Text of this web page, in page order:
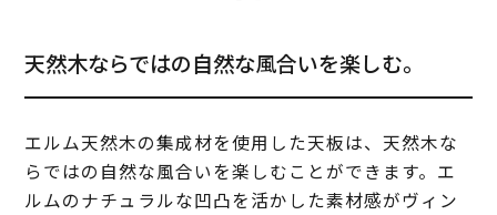
天然木ならではの自然な風合いを楽しむ。
エルム天然木の集成材を使用した天板は、天然木な
らではの自然な風合いを楽しむことができます。エ
ルムのナチュラルな凹凸を活かした素材感がヴィン